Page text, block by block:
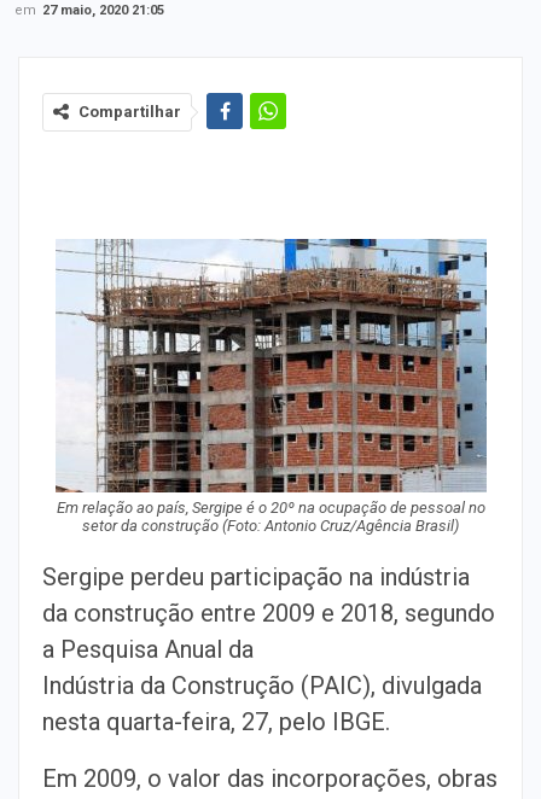
em 27 maio, 2020 21:05
Compartilhar
Em relação ao país, Sergipe é o 20º na ocupação de pessoal no
setor da construção (Foto: Antonio Cruz/Agência Brasil)
Sergipe perdeu participação na indústria
da construção entre 2009 e 2018, segundo
a Pesquisa Anual da
Indústria da Construção (PAIC), divulgada
nesta quarta-feira, 27, pelo IBGE.
Em 2009, o valor das incorporações, obras